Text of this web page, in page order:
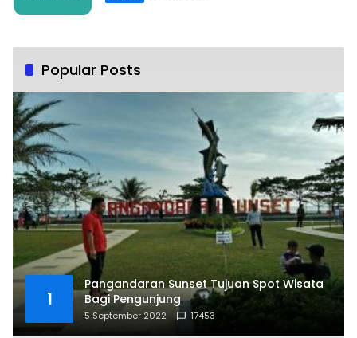
Popular Posts
1
Pangandaran Sunset Tujuan Spot Wisata
Bagi Pengunjung
5 September 2022 17453